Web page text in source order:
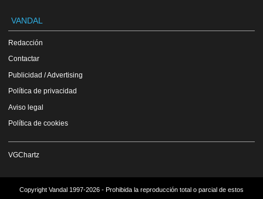
VANDAL
Redacción
Contactar
Publicidad / Advertising
Política de privacidad
Aviso legal
Política de cookies
VGChartz
Copyright Vandal 1997-2026 - Prohibida la reproducción total o parcial de estos